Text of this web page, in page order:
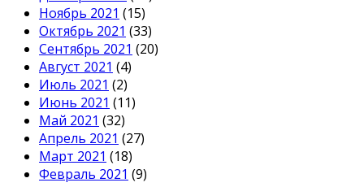
Ноябрь 2021 (15)
Октябрь 2021 (33)
Сентябрь 2021 (20)
Август 2021 (4)
Июль 2021 (2)
Июнь 2021 (11)
Май 2021 (32)
Апрель 2021 (27)
Март 2021 (18)
Февраль 2021 (9)